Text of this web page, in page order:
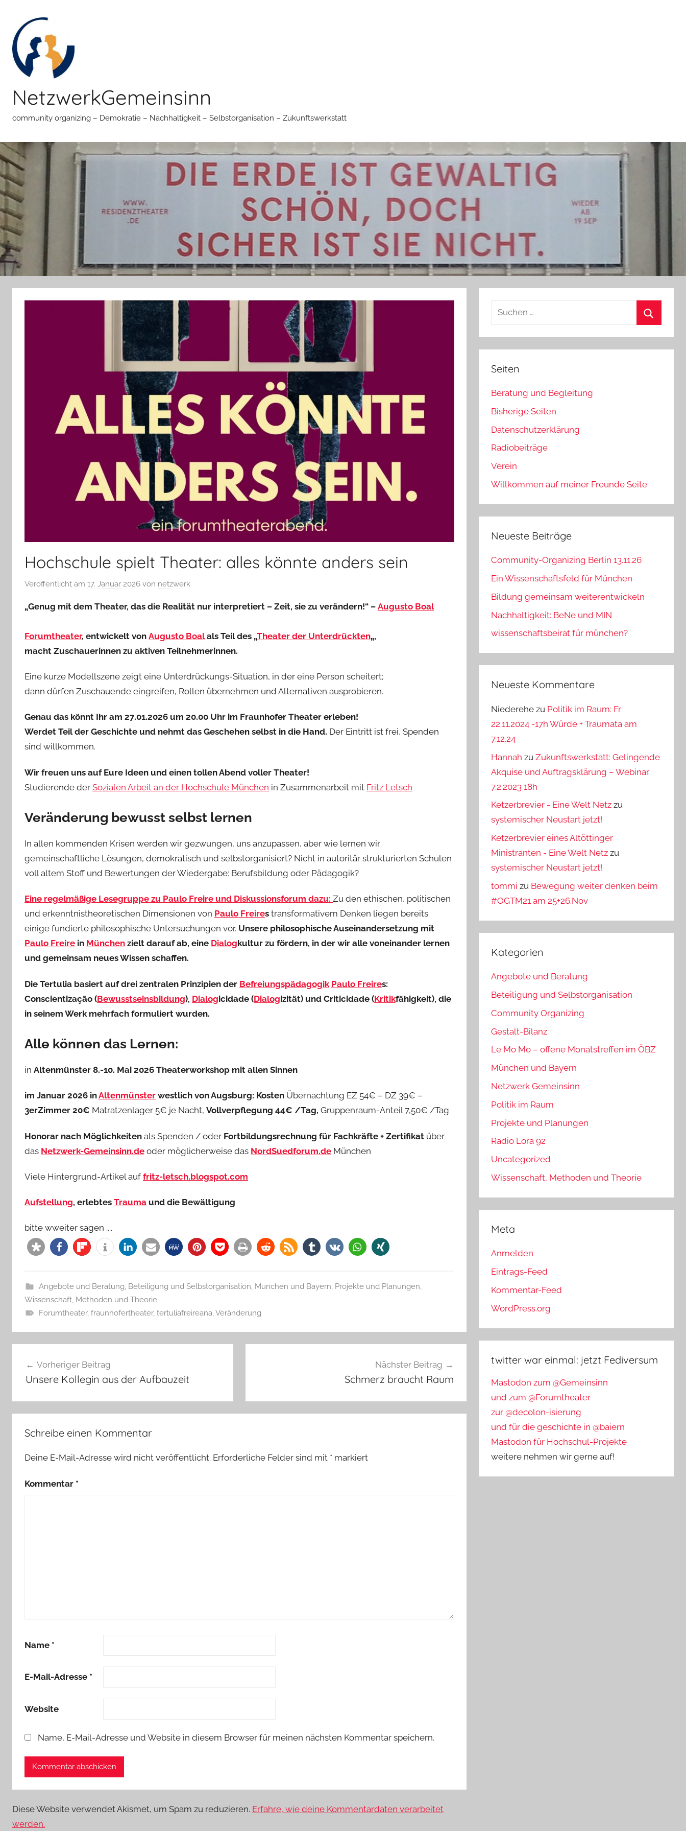
springen
NetzwerkGemeinsinn
community organizing – Demokratie – Nachhaltigkeit – Selbstorganisation – Zukunftswerkstatt
Hochschule spielt Theater: alles könnte anders sein
Veröffentlicht am 17. Januar 2026 von netzwerk
„Genug mit dem Theater, das die Realität nur interpretiert – Zeit, sie zu verändern!“ – Augusto Boal
Forumtheater, entwickelt von Augusto Boalals Teil des „Theater der Unterdrückten„,
macht Zuschauerinnen zu aktiven Teilnehmerinnen.
Eine kurze Modellszene zeigt eine Unterdrückungs-Situation, in der eine Person scheitert;
dann dürfen Zuschauende eingreifen, Rollen übernehmen und Alternativen ausprobieren.
Genau das könnt Ihr am 27.01.2026 um 20.00 Uhr im Fraunhofer Theater erleben!
Werdet Teil der Geschichte und nehmt das Geschehen selbst in die Hand. Der Eintritt ist frei, Spenden
sind willkommen.
Wir freuen uns auf Eure Ideen und einen tollen Abend voller Theater!
Studierende der Sozialen Arbeit an der Hochschule München in Zusammenarbeit mit Fritz Letsch
Veränderung bewusst selbst lernen
In allen kommenden Krisen werden wir gezwungen, uns anzupassen, aber wie lernen wir
gemeinschaftliche Lösungen, demokratisch und selbstorganisiert? Nicht in autoritär strukturierten Schulen
voll altem Stoff und Bewertungen der Wiedergabe: Berufsbildung oder Pädagogik?
Eine regelmäßige Lesegruppe zu Paulo Freire und Diskussionsforum dazu: Zu den ethischen, politischen
und erkenntnistheoretischen Dimensionen von Paulo Freires transformativem Denken liegen bereits
einige fundierte philosophische Untersuchungen vor. Unsere philosophische Auseinandersetzung mit
Paulo Freire in München zielt darauf ab, eine Dialogkultur zu fördern, in der wir alle voneinander lernen
und gemeinsam neues Wissen schaffen.
Die Tertulia basiert auf drei zentralen Prinzipien der Befreiungspädagogik Paulo Freires:
Conscientização (Bewusstseinsbildung), Dialogicidade (Dialogizität) und Criticidade (Kritikfähigkeit), die
in seinem Werk mehrfach formuliert wurden.
Alle können das Lernen:
in Altenmünster 8.-10. Mai 2026 Theaterworkshop mit allen Sinnen
im Januar 2026 inAltenmünster westlich von Augsburg: Kosten Übernachtung EZ 54€ – DZ 39€ –
3erZimmer 20€ Matratzenlager 5€ je Nacht, Vollverpflegung 44€ /Tag, Gruppenraum-Anteil 7,50€ /Tag
Honorar nach Möglichkeiten als Spenden / oder Fortbildungsrechnung für Fachkräfte + Zertifikat über
das Netzwerk-Gemeinsinn.de oder möglicherweise das NordSuedforum.de München
Viele Hintergrund-Artikel auf fritz-letsch.blogspot.com
Aufstellung, erlebtes Trauma und die Bewältigung
bitte wweiter sagen ....
Angebote und Beratung, Beteiligung und Selbstorganisation, München und Bayern, Projekte und Planungen,
Wissenschaft, Methoden und Theorie
Forumtheater, fraunhofertheater, tertuliafreireana,Veränderung
Vorheriger Beitrag
Unsere Kollegin aus der Aufbauzeit
Nächster Beitrag
Schmerz braucht Raum
Schreibe einen Kommentar
Deine E-Mail-Adresse wird nicht veröffentlicht. Erforderliche Felder sind mit * markiert
Kommentar *
Name *
E-Mail-Adresse *
Website
Name, E-Mail-Adresse und Website in diesem Browser für meinen nächsten Kommentar speichern.
Diese Website verwendet Akismet, um Spam zu reduzieren. Erfahre, wie deine Kommentardaten verarbeitet
werden.
Suchen
Seiten
Beratung und Begleitung
Bisherige Seiten
Datenschutzerklärung
Radiobeiträge
Verein
Willkommen auf meiner Freunde Seite
Neueste Beiträge
Community-Organizing Berlin 13.11.26
Ein Wissenschaftsfeld für München
Bildung gemeinsam weiterentwickeln
Nachhaltigkeit: BeNe und MIN
wissenschaftsbeirat für münchen?
Neueste Kommentare
Niederehe zu Politik im Raum: Fr
22.11.2024 -17h Würde + Traumata am
7.12.24
Hannah zuZukunftswerkstatt: Gelingende
Akquise und Auftragsklärung – Webinar
7.2.2023 18h
Ketzerbrevier - Eine Welt Netz zu
systemischer Neustart jetzt!
Ketzerbrevier eines Altöttinger
Ministranten - Eine Welt Netz zu
systemischer Neustart jetzt!
tommi zu Bewegung weiter denken beim
#OGTM21 am 25+26.Nov
Kategorien
Angebote und Beratung
Beteiligung und Selbstorganisation
Community Organizing
Gestalt-Bilanz
Le Mo Mo – offene Monatstreffen im ÖBZ
München und Bayern
Netzwerk Gemeinsinn
Politik im Raum
Projekte und Planungen
Radio Lora 92
Uncategorized
Wissenschaft, Methoden und Theorie
Meta
Anmelden
Eintrags-Feed
Kommentar-Feed
WordPress.org
twitter war einmal: jetzt Fediversum
Mastodon zum @Gemeinsinn
und zum @Forumtheater
zur @decolon-isierung
und für die geschichte in @baiern
Mastodon für Hochschul-Projekte
weitere nehmen wir gerne auf!